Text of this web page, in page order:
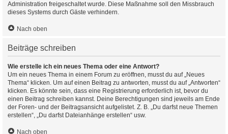
Administration freigeschaltet wurde. Diese Maßnahme soll den Missbrauch
dieses Systems durch Gäste verhindern.
Nach oben
Beiträge schreiben
Wie erstelle ich ein neues Thema oder eine Antwort?
Um ein neues Thema in einem Forum zu eröffnen, musst du auf „Neues
Thema“ klicken. Um auf einen Beitrag zu antworten, musst du auf „Antworten“
klicken. Es könnte sein, dass eine Registrierung erforderlich ist, bevor du
einen Beitrag schreiben kannst. Deine Berechtigungen sind jeweils am Ende
der Foren- und der Beitragsansicht aufgelistet. Z. B. „Du darfst neue Themen
erstellen“, „Du darfst Dateianhänge erstellen“ usw.
Nach oben